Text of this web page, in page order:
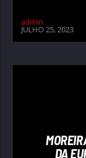
admin
JULHO 25, 2023
DA